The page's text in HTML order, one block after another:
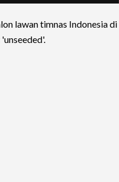
lawan timnas Indonesia di